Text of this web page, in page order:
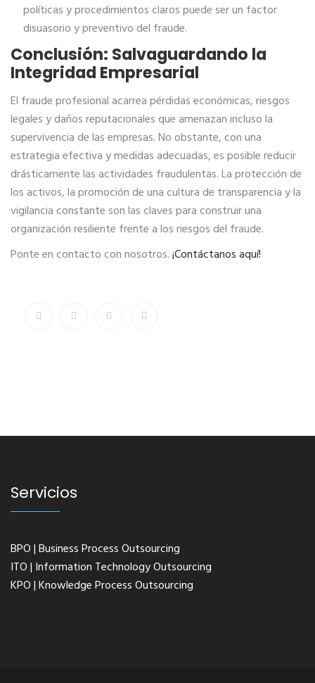
políticas y procedimientos claros puede ser un factor
disuasorio y preventivo del fraude.
Conclusión: Salvaguardando la
Integridad Empresarial
El fraude profesional acarrea pérdidas económicas, riesgos
legales y daños reputacionales que amenazan incluso la
supervivencia de las empresas. No obstante, con una
estrategia efectiva y medidas adecuadas, es posible reducir
drásticamente las actividades fraudulentas. La protección de
los activos, la promoción de una cultura de transparencia y la
vigilancia constante son las claves para construir una
organización resiliente frente a los riesgos del fraude.
Ponte en contacto con nosotros.¡Contáctanos aquí!
Servicios
BPO | Business Process Outsourcing
ITO | Information Technology Outsourcing
KPO | Knowledge Process Outsourcing